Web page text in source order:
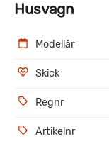
Husvagn
Modellår
Skick
Regnr
Artikelnr